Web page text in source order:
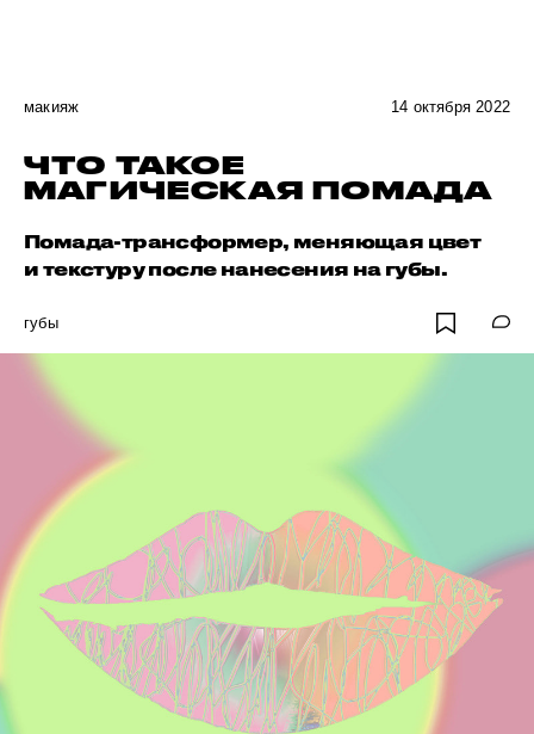
макияж 14 октября 2022
ЧТО ТАКОЕ
МАГИЧЕСКАЯ ПОМАДА
Помада-трансформер, меняющая цвет
и текстуру после нанесения на губы.
губы